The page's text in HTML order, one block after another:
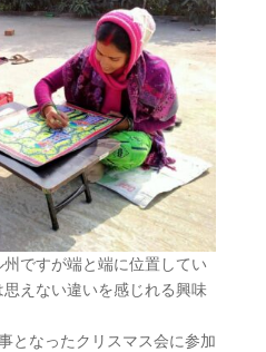
ですが端と端に位置してい
えない違いを感じれる興味
となったクリスマス会に参加